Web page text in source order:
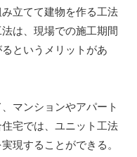
立てて建物を作る工法
は、現場での施工期間
というメリットがあ
、マンションやアパート
宅では、ユニット工法
現することができる。